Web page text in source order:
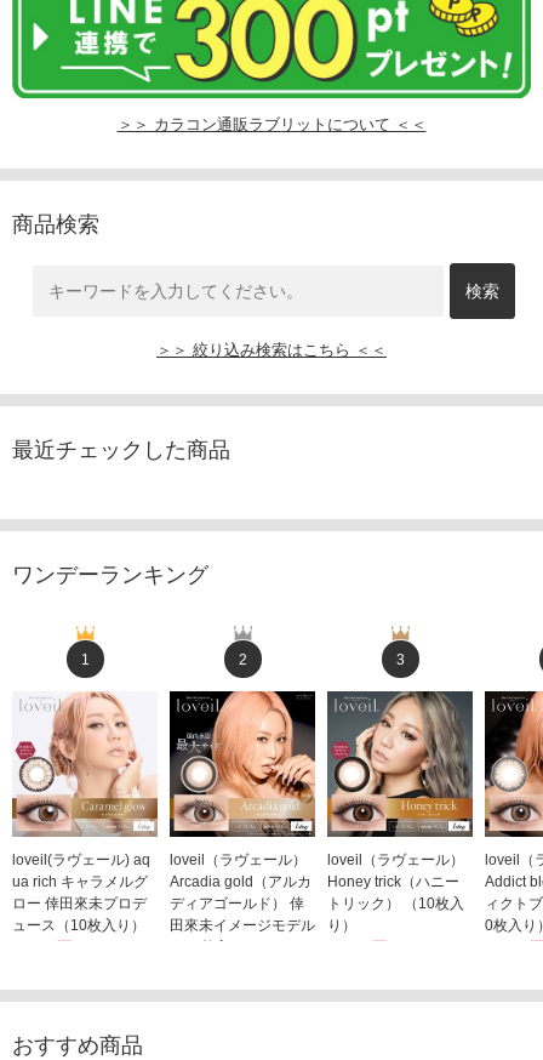
＞＞ カラコン通販ラブリットについて ＜＜
商品検索
＞＞ 絞り込み検索はこちら ＜＜
最近チェックした商品
ワンデーランキング
1
loveil(ラヴェール) aq
ua rich キャラメルグ
ロー 倖田來未プロデ
ュース（10枚入り）
1,760円
2
loveil（ラヴェール）
Arcadia gold（アルカ
ディアゴールド） 倖
田來未イメージモデル
（10枚入り）
3
loveil（ラヴェール）
Honey trick（ハニー
トリック） （10枚入
り）
1,760円
loveil（
Addict
ィクト
0枚入り
1,760
おすすめ商品